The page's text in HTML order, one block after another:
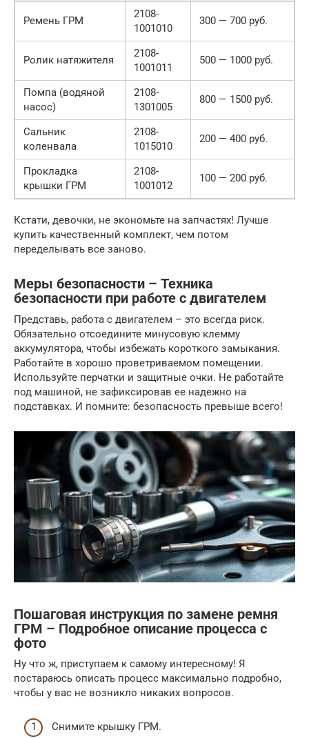
Ремень ГРМ
2108-
1001010
300 — 700 руб.
Ролик натяжителя
2108-
1001011
500 — 1000 руб.
Помпа (водяной
насос)
2108-
1301005
800 — 1500 руб.
Сальник
коленвала
2108-
1015010
200 — 400 руб.
Прокладка
крышки ГРМ
2108-
1001012
100 — 200 руб.
Кстати, девочки, не экономьте на запчастях! Лучше
купить качественный комплект, чем потом
переделывать все заново.
Меры безопасности – Техника
безопасности при работе с двигателем
Представь, работа с двигателем – это всегда риск.
Обязательно отсоедините минусовую клемму
аккумулятора, чтобы избежать короткого замыкания.
Работайте в хорошо проветриваемом помещении.
Используйте перчатки и защитные очки. Не работайте
под машиной, не зафиксировав ее надежно на
подставках. И помните: безопасность превыше всего!
Пошаговая инструкция по замене ремня
ГРМ – Подробное описание процесса с
фото
Ну что ж, приступаем к самому интересному! Я
постараюсь описать процесс максимально подробно,
чтобы у вас не возникло никаких вопросов.
Снимите крышку ГРМ.